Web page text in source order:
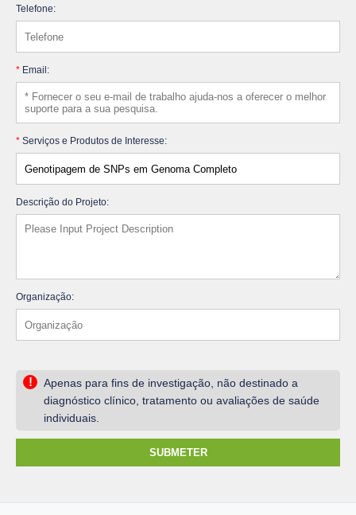
Telefone:
* Email:
* Serviços e Produtos de Interesse:
Descrição do Projeto:
Organização:
!
Apenas para fins de investigação, não destinado a
diagnóstico clínico, tratamento ou avaliações de saúde
individuais.
SUBMETER